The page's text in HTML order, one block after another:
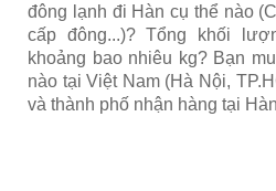
đông lạnh đi Hàn cụ thể nào
cấp đông...)? Tổng khối
khoảng bao nhiêu kg? Bạn
nào tại Việt Nam (Hà Nội,
và thành phố nhận hàng tại